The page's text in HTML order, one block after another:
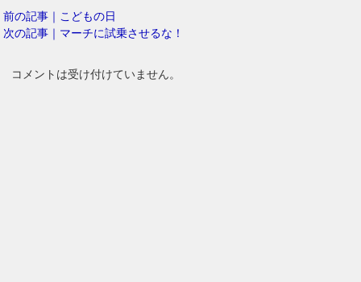
前の記事｜こどもの日
次の記事｜マーチに試乗させるな！
コメントは受け付けていません。